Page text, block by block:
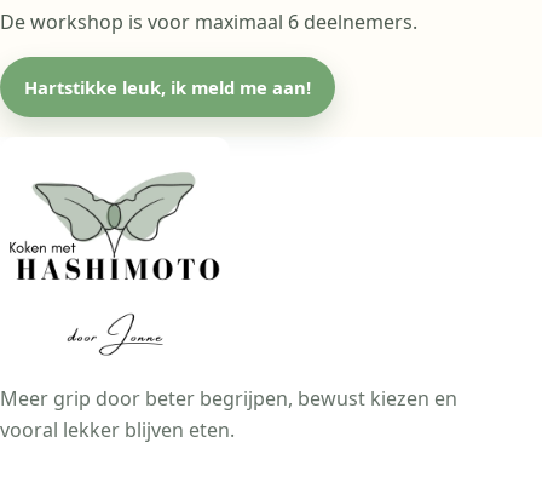
De workshop is voor maximaal 6 deelnemers.
Hartstikke leuk, ik meld me aan!
Meer grip door beter begrijpen, bewust kiezen en
vooral lekker blijven eten.